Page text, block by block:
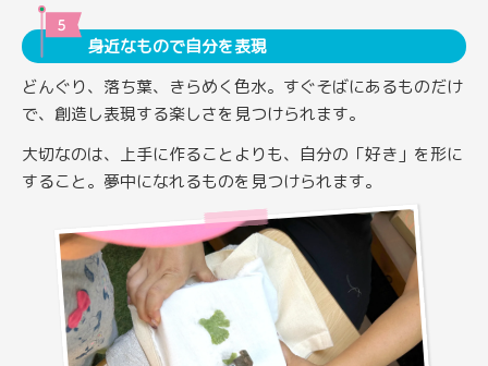
身近なもので自分を表現
どんぐり、落ち葉、きらめく色水。すぐそばにあるものだけ
で、創造し表現する楽しさを見つけられます。
大切なのは、上手に作ることよりも、自分の「好き」を形に
すること。夢中になれるものを見つけられます。